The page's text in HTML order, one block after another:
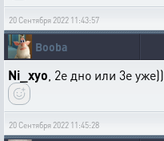
20 Сентября 2022 11:43:57
Booba
Ni_xyo , 2е дно или 3е уже))
20 Сентября 2022 11:45:28